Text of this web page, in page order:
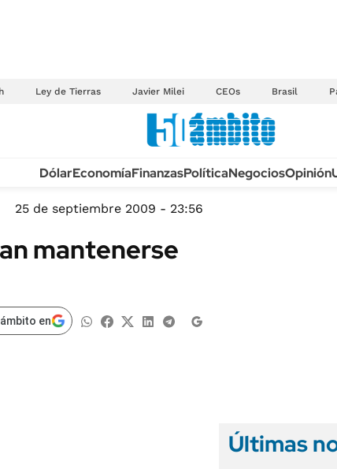
Ley de Tierras Javier Milei CEOs Brasil
TECNOLOGÍA
MÉXICO
MUNDO
DólarEconomíaFinanzasPolíticaNegociosOpinión
25 de septiembre 2009 - 23:56
mantenerse
en
Últimas